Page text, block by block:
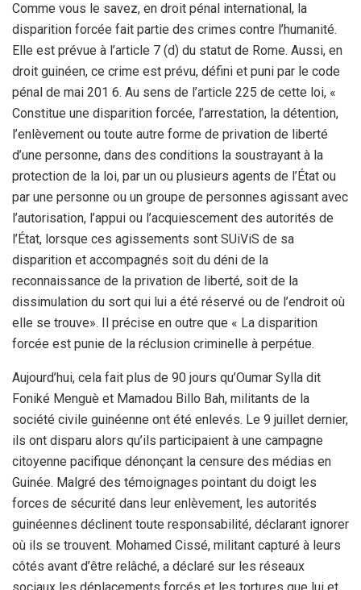
Comme vous le savez, en droit pénal international, la
disparition forcée fait partie des crimes contre l’humanité.
Elle est prévue à l’article 7 (d) du statut de Rome. Aussi, en
droit guinéen, ce crime est prévu, défini et puni par le code
pénal de mai 201 6. Au sens de l’article 225 de cette loi, «
Constitue une disparition forcée, l’arrestation, la détention,
l’enlèvement ou toute autre forme de privation de liberté
d’une personne, dans des conditions la soustrayant à la
protection de la loi, par un ou plusieurs agents de l’État ou
par une personne ou un groupe de personnes agissant avec
l’autorisation, l’appui ou l’acquiescement des autorités de
l’État, lorsque ces agissements sont SUiViS de sa
disparition et accompagnés soit du déni de la
reconnaissance de la privation de liberté, soit de la
dissimulation du sort qui lui a été réservé ou de l’endroit où
elle se trouve». Il précise en outre que « La disparition
forcée est punie de la réclusion criminelle à perpétue.
Aujourd’hui, cela fait plus de 90 jours qu’Oumar Sylla dit
Foniké Menguè et Mamadou Billo Bah, militants de la
société civile guinéenne ont été enlevés. Le 9 juillet dernier,
ils ont disparu alors qu’ils participaient à une campagne
citoyenne pacifique dénonçant la censure des médias en
Guinée. Malgré des témoignages pointant du doigt les
forces de sécurité dans leur enlèvement, les autorités
guinéennes déclinent toute responsabilité, déclarant ignorer
où ils se trouvent. Mohamed Cissé, militant capturé à leurs
côtés avant d’être relâché, a déclaré sur les réseaux